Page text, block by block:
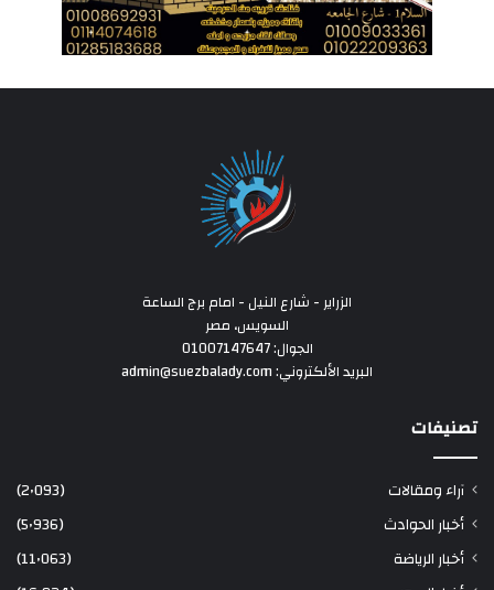
الزراير - شارع النيل - امام برج الساعة
السويس، مصر
الجوال: 01007147647
البريد الألكتروني: admin@suezbalady.com
تصنيفات
آراء ومقالات
(2٬093)
أخبار الحوادث
(5٬936)
أخبار الرياضة
(11٬063)